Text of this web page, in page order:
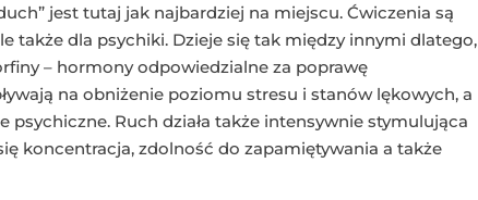
jest tutaj jak najbardziej na miejscu. Ćwiczenia są
także dla psychiki. Dzieje się tak między innymi dlatego,
– hormony odpowiedzialne za poprawę
na obniżenie poziomu stresu i stanów lękowych, a
Ruch działa także intensywnie stymulująca
koncentracja, zdolność do zapamiętywania a także